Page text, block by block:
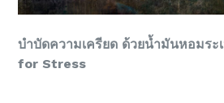
บำบัดความเครียด ด้วยน้ำมันหอมร
for Stress